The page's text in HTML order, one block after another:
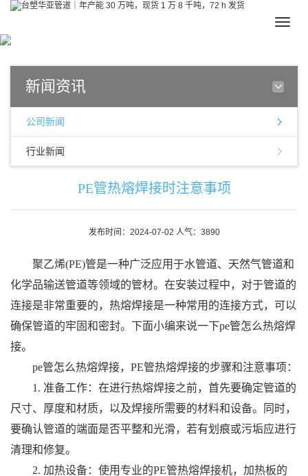
Toggle
新闻资讯
公司新闻
行业新闻
PE管热熔焊接时注意事项
发布时间：2024-07-02 人气：3890
聚乙烯(PE)管是一种广泛应用于水管道、天然气管道和
化学品输送管道等领域的管材。在安装过程中，对于管道的
连接是非常重要的，热熔焊接是一种常用的连接方式，可以
确保管道的牢固和密封。下面小编来说一下pe管怎么热熔焊
接。
pe管怎么热熔焊接，PE管热熔焊接的步骤和注意事项：
1. 准备工作：在进行热熔焊接之前，首先要确定管道的
尺寸、厚度和材质，以及焊接所需要的材料和设备。同时，
要确认管道的端面是否平整和光滑，若有划痕或污垢应进行
清理和修复。
2. 加热设备：使用专业的PE管热熔焊接机，加热板的